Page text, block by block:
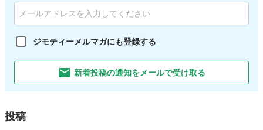
ジモティーメルマガにも登録する
新着投稿の通知をメールで受け取る
投稿